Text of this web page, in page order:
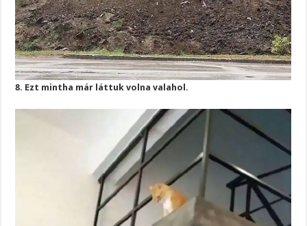
8. Ezt mintha már láttuk volna valahol.